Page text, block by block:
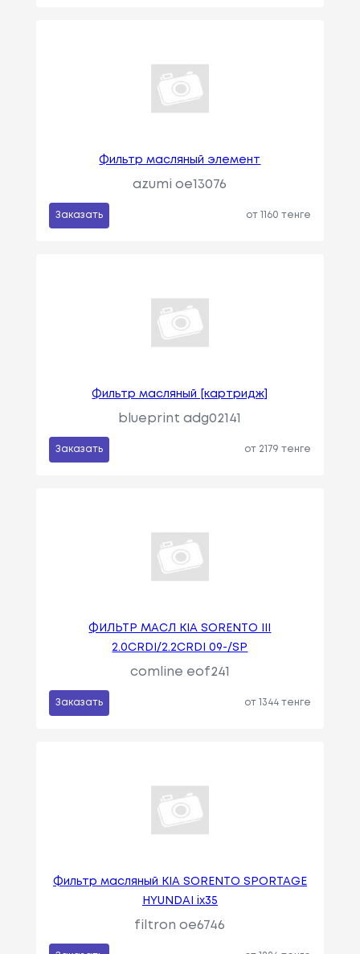
Фильтр масляный элемент
azumi oe13076
Заказать от 1160 тенге
Фильтр масляный [картридж]
blueprint adg02141
Заказать от 2179 тенге
ФИЛЬТР МАСЛ KIA SORENTO III
2.0CRDI/2.2CRDI 09-/SP
comline eof241
Заказать от 1344 тенге
Фильтр масляный KIA SORENTO SPORTAGE
HYUNDAI ix35
filtron oe6746